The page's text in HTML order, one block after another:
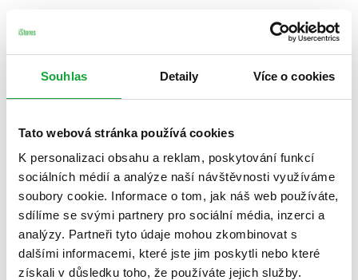
Souhlas Detaily Více o cookies
Tato webová stránka používá cookies
K personalizaci obsahu a reklam, poskytování funkcí
sociálních médií a analýze naší návštěvnosti využíváme
soubory cookie. Informace o tom, jak náš web používáte,
sdílíme se svými partnery pro sociální média, inzerci a
analýzy. Partneři tyto údaje mohou zkombinovat s
dalšími informacemi, které jste jim poskytli nebo které
získali v důsledku toho, že používáte jejich služby.